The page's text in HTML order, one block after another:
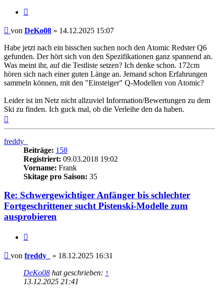
Beitrag
von DeKo08 » 14.12.2025 15:07
Habe jetzt nach ein bisschen suchen noch den Atomic Redster Q6
gefunden. Der hört sich von den Spezifikationen ganz spannend an.
Was meint ihr, auf die Testliste setzen? Ich denke schon. 172cm
hören sich nach einer guten Länge an. Jemand schon Erfahrungen
sammeln können, mit den "Einsteiger" Q-Modellen von Atomic?
Leider ist im Netz nicht allzuviel Information/Bewertungen zu dem
Ski zu finden. Ich guck mal, ob die Verleihe den da haben.
freddy_
Beiträge: 158
Registriert: 09.03.2018 19:02
Vorname: Frank
Skitage pro Saison: 35
Re: Schwergewichtiger Anfänger bis schlechter
Fortgeschrittener sucht Pistenski-Modelle zum
ausprobieren
Beitrag
von freddy_ » 18.12.2025 16:31
DeKo08 hat geschrieben: ↑
13.12.2025 21:41